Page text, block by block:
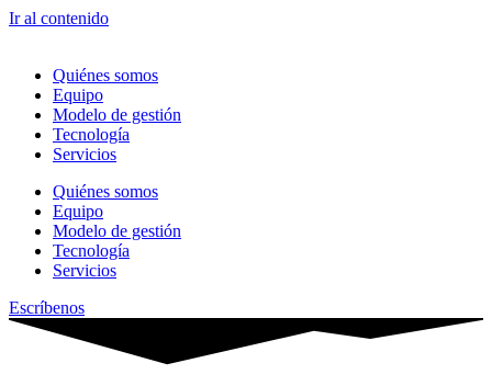
Ir al contenido
Quiénes somos
Equipo
Modelo de gestión
Tecnología
Servicios
Quiénes somos
Equipo
Modelo de gestión
Tecnología
Servicios
Escríbenos